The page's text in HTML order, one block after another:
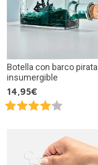
Botella con barco pirata
insumergible
14,95€